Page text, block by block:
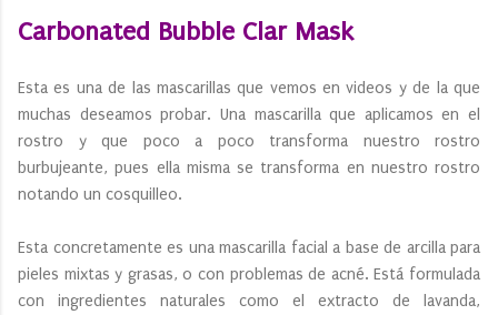
Carbonated Bubble Clar Mask
Esta es una de las mascarillas que vemos en videos y de la que
muchas deseamos probar. Una mascarilla que aplicamos en el
rostro y que poco a poco transforma nuestro rostro
burbujeante, pues ella misma se transforma en nuestro rostro
notando un cosquilleo.
Esta concretamente es una mascarilla facial a base de arcilla para
pieles mixtas y grasas, o con problemas de acné. Está formulada
con ingredientes naturales como el extracto de lavanda,